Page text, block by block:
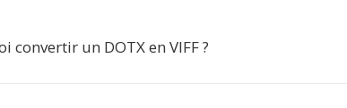
convertir un DOTX en VIFF ?